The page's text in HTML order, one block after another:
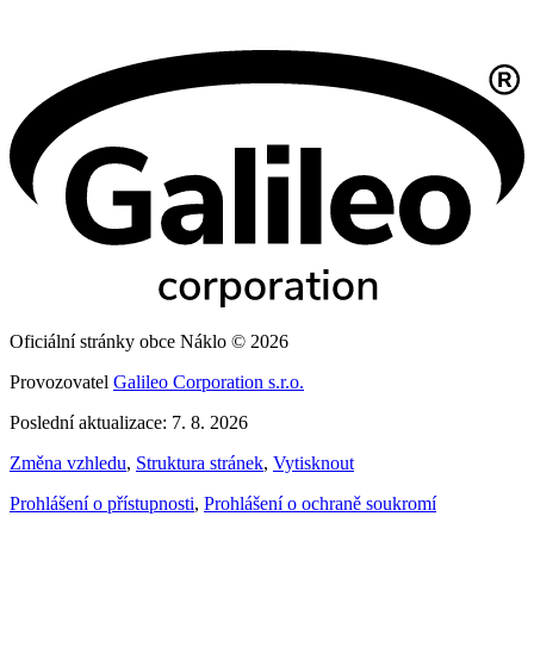
Oficiální stránky obce Náklo © 2026
Provozovatel Galileo Corporation s.r.o.
Poslední aktualizace: 7. 8. 2026
Změna vzhledu, Struktura stránek, Vytisknout
Prohlášení o přístupnosti, Prohlášení o ochraně soukromí